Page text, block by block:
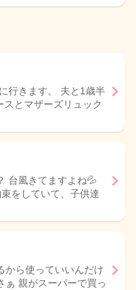
行きます。 夫と1歳半
とマザーズリュック
台風きてますよね💦
をしていて、子供達
から使っていいんだけ
ぁ 親がスーパーで買っ